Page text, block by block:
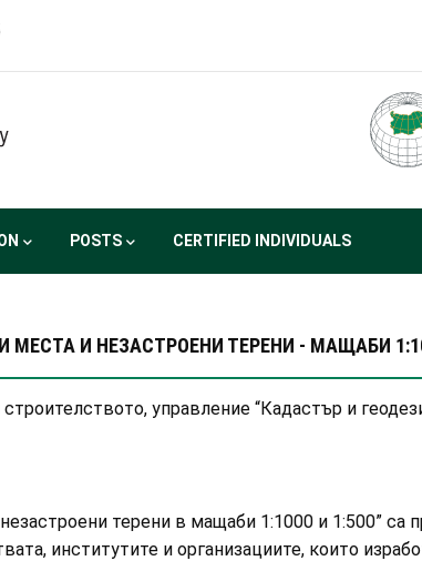
POSTS CERTIFIED INDIVIDUALS
И НЕЗАСТРОЕНИ ТЕРЕНИ - МАЩАБИ
управление “Кадастър и
терени в мащаби 1:1000 и 1:500” са
институтите и организациите, които